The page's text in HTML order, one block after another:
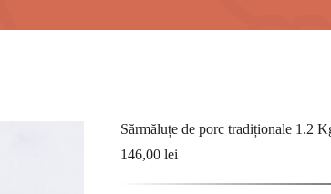
Sărmăluțe de porc tradiționale 1.2
146,00 lei